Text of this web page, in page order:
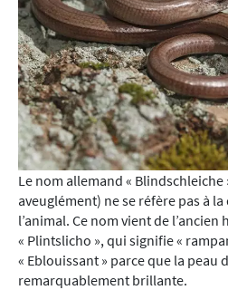
Le nom allemand « Blindschleiche
aveuglément) ne se réfère pas à
l’animal. Ce nom vient de
« Plintslicho », qui signifie «
« Eblouissant » parce que la peau
remarquablement brillante.